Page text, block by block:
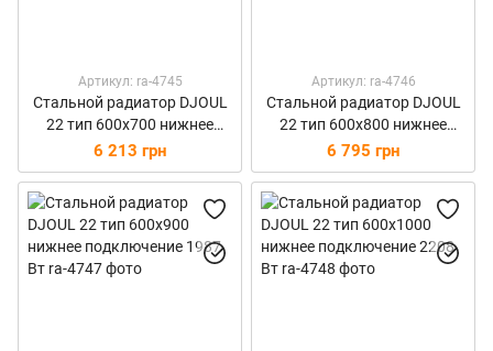
Артикул: ra-4745
Стальной радиатор DJOUL
22 тип 600х700 нижнее
подключение 1545 Вт
6 213 грн
Артикул: ra-4746
Стальной радиатор DJOUL
22 тип 600х800 нижнее
подключение 1765 Вт
6 795 грн